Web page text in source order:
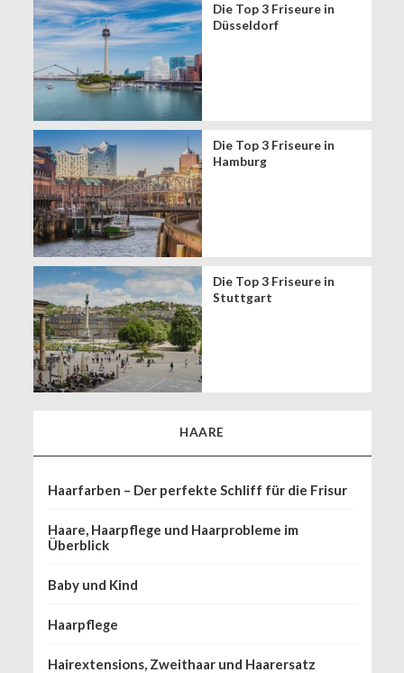
Die Top 3 Friseure in
Düsseldorf
Die Top 3 Friseure in
Hamburg
Die Top 3 Friseure in
Stuttgart
HAARE
Haarfarben – Der perfekte Schliff für die Frisur
Haare, Haarpflege und Haarprobleme im
Überblick
Baby und Kind
Haarpflege
Hairextensions, Zweithaar und Haarersatz